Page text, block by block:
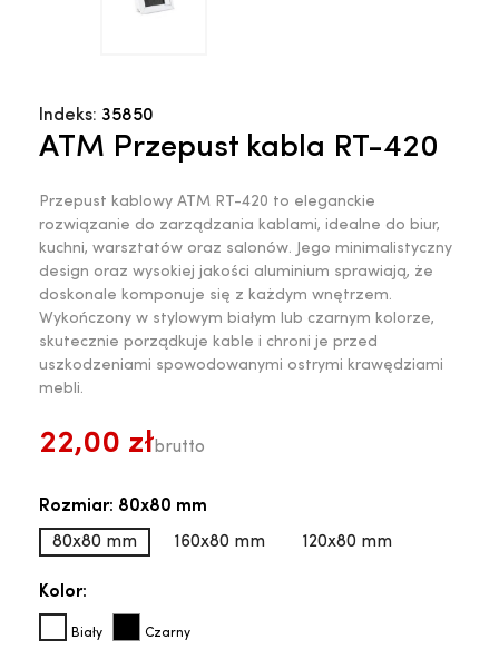
Indeks: 35850
ATM Przepust kabla RT-420
Przepust kablowy ATM RT-420 to eleganckie
rozwiązanie do zarządzania kablami, idealne do biur,
kuchni, warsztatów oraz salonów. Jego minimalistyczny
design oraz wysokiej jakości aluminium sprawiają, że
doskonale komponuje się z każdym wnętrzem.
Wykończony w stylowym białym lub czarnym kolorze,
skutecznie porządkuje kable i chroni je przed
uszkodzeniami spowodowanymi ostrymi krawędziami
mebli.
22,00 złbrutto
Rozmiar: 80x80 mm
80x80 mm
160x80 mm 120x80 mm
Kolor:
Biały Czarny